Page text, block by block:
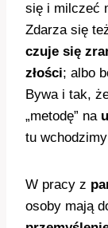
się i milczeć
Zdarza się
czuje się
złości; albo
Bywa i tak,
„metodę” na
tu
W pracy z
osoby mają